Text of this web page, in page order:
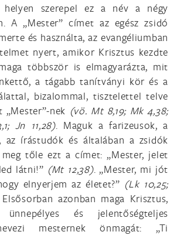
szerepel ez a név a négy
A „Mester” címet az egész zsidó
és használta, az evangéliumban
nyert, amikor Krisztus kezdte
többször is elmagyarázta, mit
a tágabb tanítványi kör és a
bizalommal, tisztelettel telve
nek (vö. Mt 8,19; Mk 4,38;
Jn 11,28). Maguk a farizeusok, a
az írástudók és általában a zsidók
tőle ezt a címet: „Mester, jelet
látni!” (Mt 12,38). „Mester, mi jót
elnyerjem az életet?” (Lk 10,25;
azonban maga Krisztus,
ünnepélyes és jelentőségteljes
mesternek önmagát: „Ti